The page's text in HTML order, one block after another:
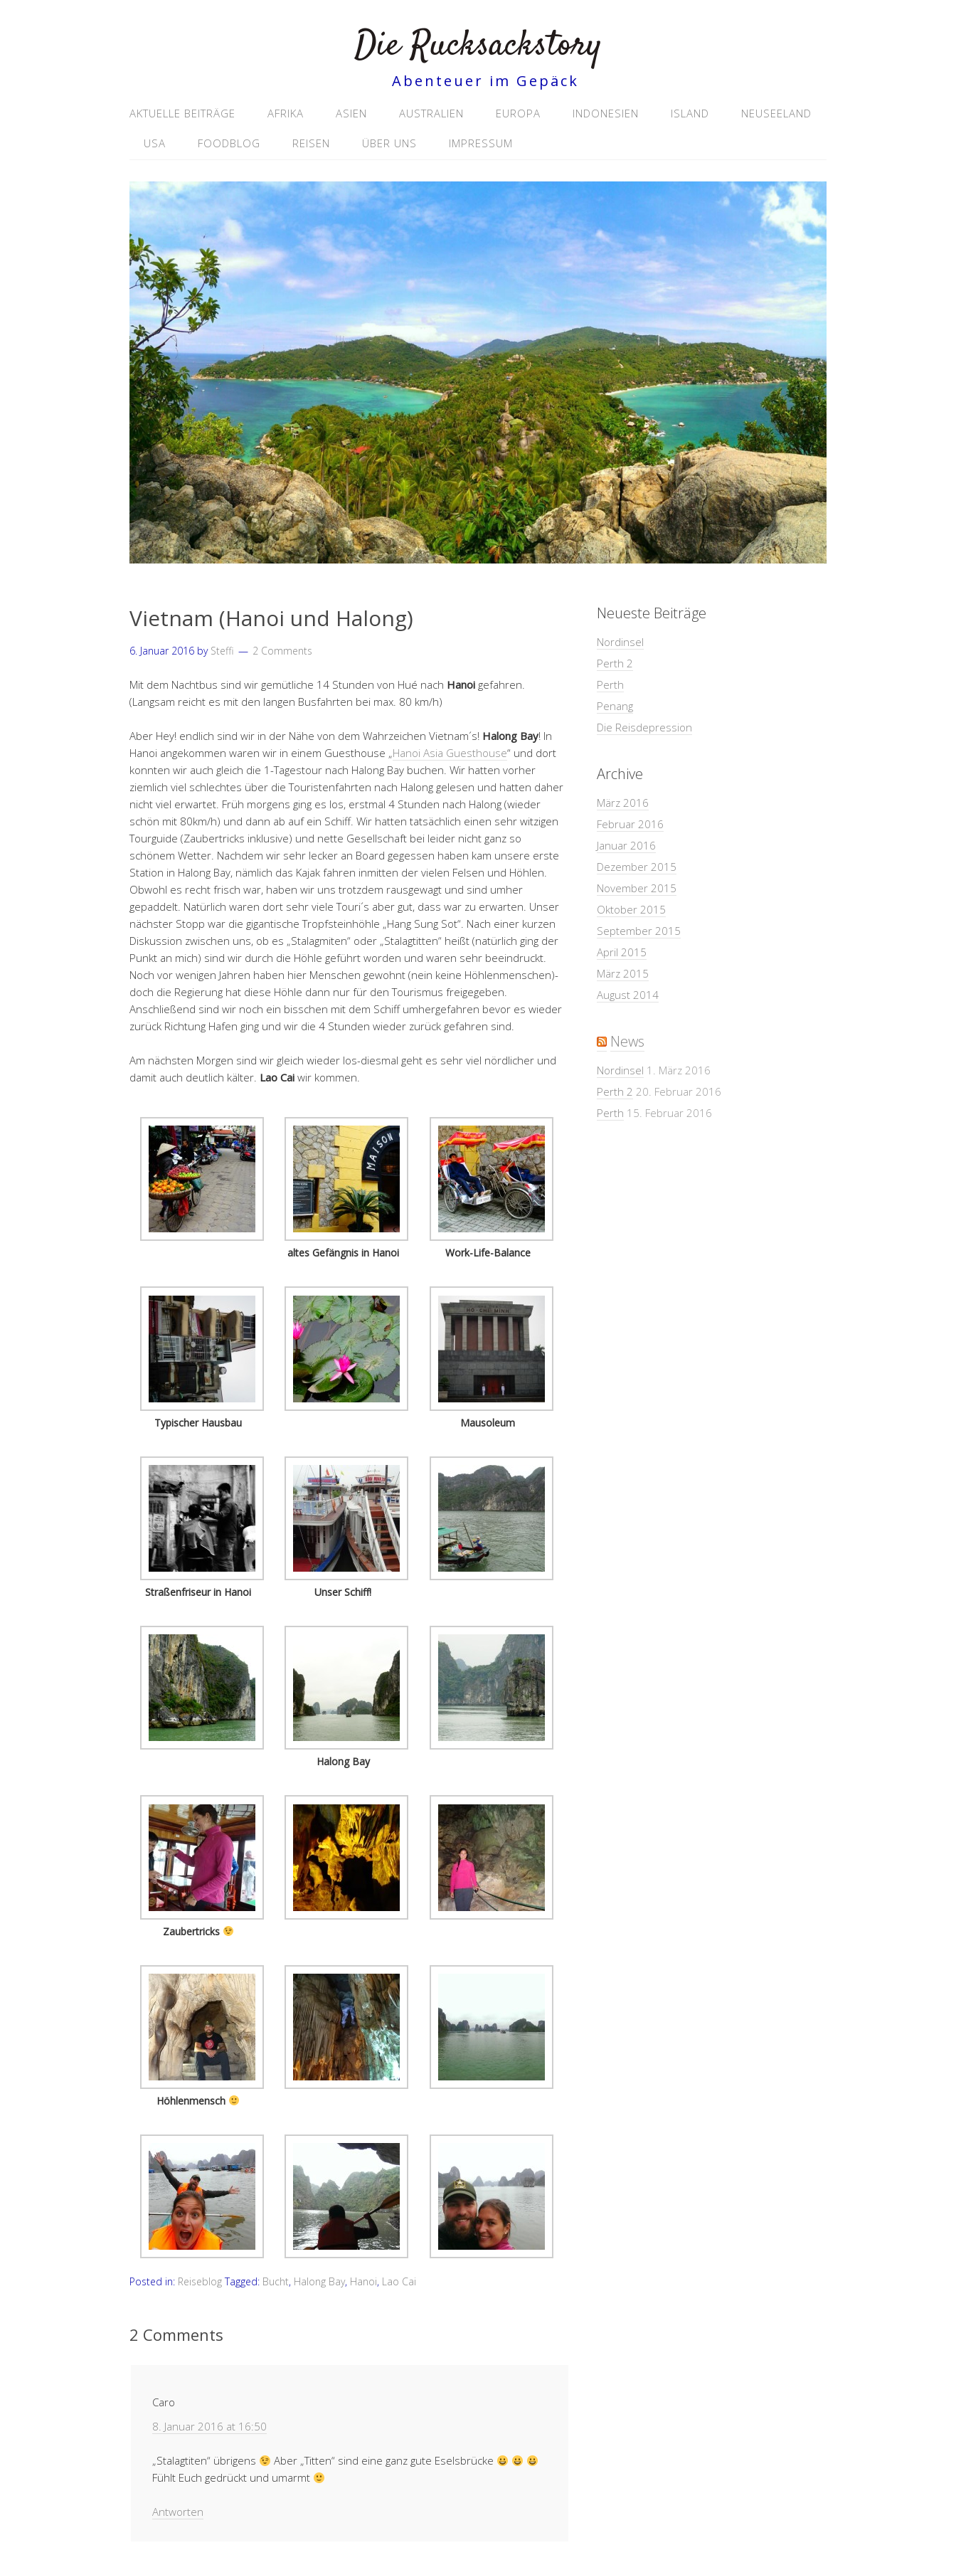
Die Rucksackstory
Abenteuer im Gepäck
AKTUELLE BEITRÄGE AFRIKA ASIEN AUSTRALIEN EUROPA INDONESIEN ISLAND NEUSEELAND
USA FOODBLOG REISEN ÜBER UNS IMPRESSUM
Vietnam (Hanoi und Halong)
6. Januar 2016 by Steffi 2 Comments
Mit dem Nachtbus sind wir gemütliche 14 Stunden von Hué nach Hanoi gefahren.
(Langsam reicht es mit den langen Busfahrten bei max. 80 km/h)
Aber Hey! endlich sind wir in der Nähe von dem Wahrzeichen Vietnam´s! Halong Bay! In
Hanoi angekommen waren wir in einem Guesthouse „Hanoi Asia Guesthouse“ und dort
konnten wir auch gleich die 1-Tagestour nach Halong Bay buchen. Wir hatten vorher
ziemlich viel schlechtes über die Touristenfahrten nach Halong gelesen und hatten daher
nicht viel erwartet. Früh morgens ging es los, erstmal 4 Stunden nach Halong (wieder
schön mit 80km/h) und dann ab auf ein Schiff. Wir hatten tatsächlich einen sehr witzigen
Tourguide (Zaubertricks inklusive) und nette Gesellschaft bei leider nicht ganz so
schönem Wetter. Nachdem wir sehr lecker an Board gegessen haben kam unsere erste
Station in Halong Bay, nämlich das Kajak fahren inmitten der vielen Felsen und Höhlen.
Obwohl es recht frisch war, haben wir uns trotzdem rausgewagt und sind umher
gepaddelt. Natürlich waren dort sehr viele Touri´s aber gut, dass war zu erwarten. Unser
nächster Stopp war die gigantische Tropfsteinhöhle „Hang Sung Sot“. Nach einer kurzen
Diskussion zwischen uns, ob es „Stalagmiten“ oder „Stalagtitten“ heißt (natürlich ging der
Punkt an mich) sind wir durch die Höhle geführt worden und waren sehr beeindruckt.
Noch vor wenigen Jahren haben hier Menschen gewohnt (nein keine Höhlenmenschen)-
doch die Regierung hat diese Höhle dann nur für den Tourismus freigegeben.
Anschließend sind wir noch ein bisschen mit dem Schiff umhergefahren bevor es wieder
zurück Richtung Hafen ging und wir die 4 Stunden wieder zurück gefahren sind.
Am nächsten Morgen sind wir gleich wieder los-diesmal geht es sehr viel nördlicher und
damit auch deutlich kälter. Lao Cai wir kommen.
altes Gefängnis in Hanoi Work-Life-Balance
Typischer Hausbau Mausoleum
Straßenfriseur in Hanoi Unser Schiff!
Halong Bay
Zaubertricks
Höhlenmensch
Posted in: Reiseblog Tagged: Bucht, Halong Bay, Hanoi, Lao Cai
2 Comments
Caro
8. Januar 2016 at 16:50
„Stalagtiten“ übrigens
Aber „Titten“ sind eine ganz gute Eselsbrücke
Fühlt Euch gedrückt und umarmt
Antworten
Neueste Beiträge
Nordinsel
Perth 2
Perth
Penang
Die Reisdepression
Archive
März 2016
Februar 2016
Januar 2016
Dezember 2015
November 2015
Oktober 2015
September 2015
April 2015
März 2015
August 2014
News
Nordinsel 1. März 2016
Perth 2 20. Februar 2016
Perth 15. Februar 2016